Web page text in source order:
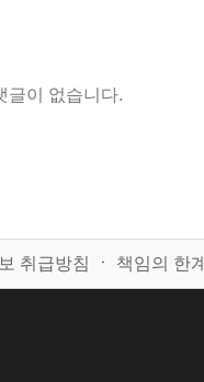
글이 없습니다.
취급방침 ㆍ 책임의 한계